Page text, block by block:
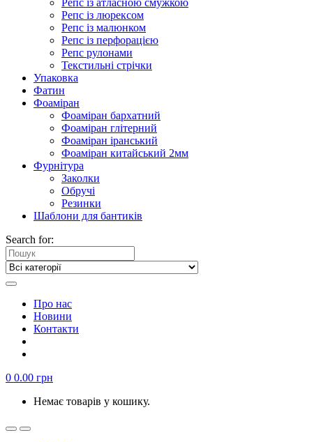
Репс із атласною смужкою
Репс із люрексом
Репс із малюнком
Репс із перфорацією
Репс рулонами
Текстильні стрічки
Упаковка
Фатин
Фоаміран
Фоаміран бархатний
Фоаміран глітерний
Фоаміран іранський
Фоаміран китайський 2мм
Фурнітура
Заколки
Обручі
Резинки
Шаблони для бантиків
Search for:
Про нас
Новини
Контакти
0 0.00 грн
Немає товарів у кошику.